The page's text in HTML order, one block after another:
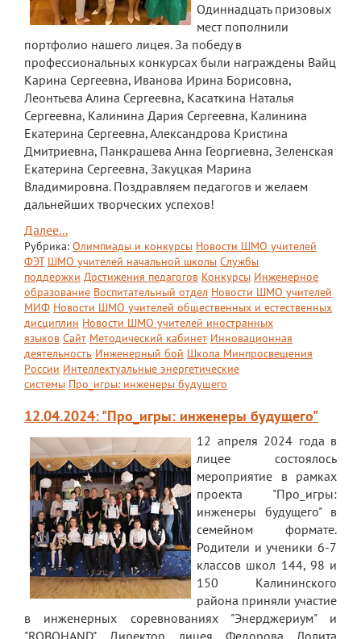
Документы
Педагоги
Расписание
Мероприятия
Контакты
Одиннадцать призовых
мест пополнили
портфолио нашего лицея. За победу в
профессиональных конкурсах были награждены Вайц
Карина Сергеевна, Иванова Ирина Борисовна,
Леонтьева Алина Сергеевна, Касаткина Наталья
Сергеевна, Калинина Дария Сергеевна, Калинина
Екатерина Сергеевна, Александрова Кристина
Дмитриевна, Панкрашева Анна Георгиевна, Зеленская
Екатерина Сергеевна, Закуцкая Марина
Владимировна. Поздравляем педагогов и желаем
дальнейших творческих успехов!
Далее...
Рубрика: Олимпиады и конкурсы Новости ШМО учителей
ФЭТ ШМО учителей начальной школы Службы
поддержки Достижения педагогов Конкурсы Инженерное
образование Воспитательный отдел Новости ШМО учителей
МИФ Новости ШМО учителей общественных и естественных
дисциплин Новости ШМО учителей иностранных
языков Сайт Методический кабинет Инновационная
деятельность Инженерный бой Школа Минпросвещения
России Интеллектуальные энергетические
системы Про_игры: инженеры будущего
12.04.2024: "Про_игры: инженеры будущего"
12 апреля 2024 года в
лицее состоялось
мероприятие в рамках
проекта "Про_игры:
инженеры будущего" в
семейном формате.
Родители и ученики 6-7
классов школ 144, 98 и
150 Калининского
района приняли участие
в инженерных соревнованиях "Энерджериум" и
"ROBOHAND". Директор лицея Федорова Лолита